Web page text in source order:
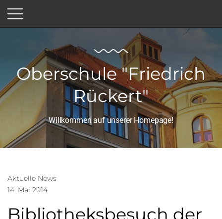
Oberschule "Friedrich
Rückert"
Willkommen auf unserer Homepage!
Aktuelle News
14. Mai 2014
Bibliotheksbesuch der